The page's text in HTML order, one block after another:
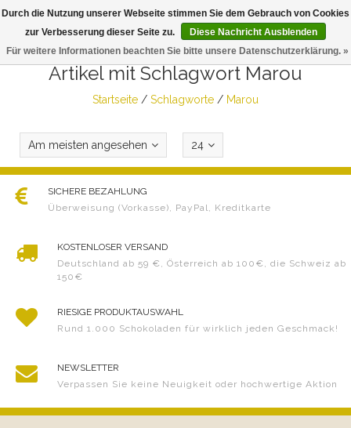
Artikel mit Schlagwort Marou
Startseite / Schlagworte / Marou
Am meisten angesehen 24
SICHERE BEZAHLUNG
Überweisung (Vorkasse), PayPal, Kreditkarte
KOSTENLOSER VERSAND
Deutschland ab 59 €, Österreich ab 100€, die Schweiz ab
150€
RIESIGE PRODUKTAUSWAHL
Rund 1.000 Schokoladen für wirklich jeden Geschmack!
NEWSLETTER
Verpassen Sie keine Neuigkeit oder hochwertige Aktion
Durch die Nutzung unserer Webseite stimmen Sie dem Gebrauch von Cookies
zur Verbesserung dieser Seite zu.
Diese Nachricht Ausblenden
Für weitere Informationen beachten Sie bitte unsere Datenschutzerklärung. »